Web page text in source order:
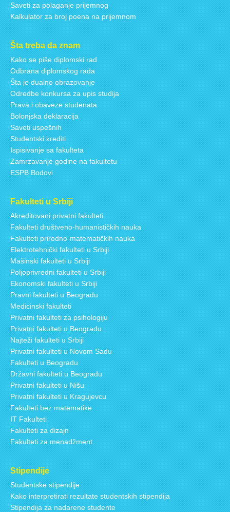
Saveti za polaganje prijemnog
Kalkulator za broj poena na prijemnom
Šta treba da znam
Kako se piše diplomski rad
Odbrana diplomskog rada
Šta je dualno obrazovanje
Odredbe konkursa za upis studija
Prava i obaveze studenata
Bolonjska deklaracija
Saveti uspešnih
Studentski krediti
Ispisivanje sa fakulteta
Zamrzavanje godine na fakultetu
ESPB Bodovi
Fakulteti u Srbiji
Akreditovani privatni fakulteti
Fakulteti društveno-humanističkih nauka
Fakulteti prirodno-matematičkih nauka
Elektrotehnički fakulteti u Srbiji
Mašinski fakulteti u Srbiji
Poljoprivredni fakulteti u Srbiji
Ekonomski fakulteti u Srbiji
Pravni fakulteti u Beogradu
Medicinski fakulteti
Privatni fakulteti za psihologiju
Privatni fakulteti u Beogradu
Najteži fakulteti u Srbiji
Privatni fakulteti u Novom Sadu
Fakulteti u Beogradu
Državni fakulteti u Beogradu
Privatni fakulteti u Nišu
Privatni fakulteti u Kragujevcu
Fakulteti bez matematike
IT Fakulteti
Fakulteti za dizajn
Fakulteti za menadžment
Stipendije
Studentske stipendije
Kako interpretirati rezultate studentskih stipendija
Stipendija za nadarene studente